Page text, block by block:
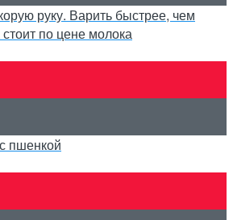
руку. Варить быстрее, чем
по цене молока
пшенкой